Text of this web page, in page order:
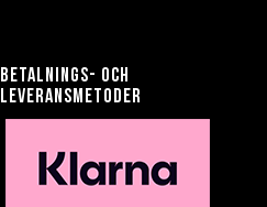
Betalnings- och
leveransmetoder